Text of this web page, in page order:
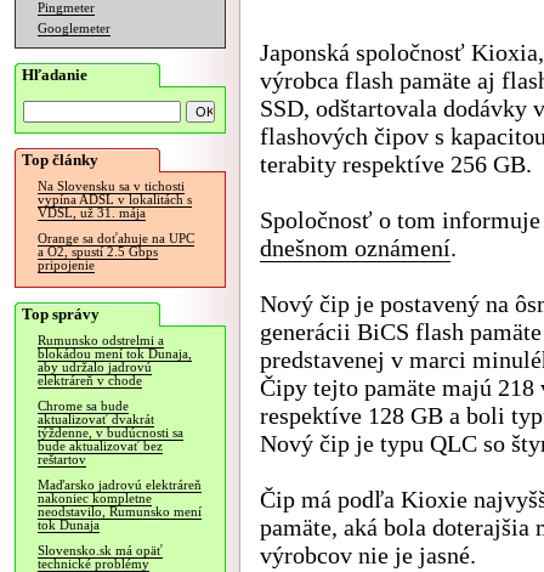
Pingmeter
Googlemeter
Hľadanie
Top články
Na Slovensku sa v tichosti
vypína ADSL v lokalitách s
VDSL, už 31. mája
Orange sa doťahuje na UPC
a O2, spustí 2.5 Gbps
pripojenie
Top správy
Rumunsko odstrelmi a
blokádou mení tok Dunaja,
aby udržalo jadrovú
elektráreň v chode
Chrome sa bude
aktualizovať dvakrát
týždenne, v budúcnosti sa
bude aktualizovať bez
reštartov
Maďarsko jadrovú elektráreň
nakoniec kompletne
neodstavilo, Rumunsko mení
tok Dunaja
Slovensko.sk má opäť
technické problémy
Japonská spoločnosť
výrobca flash pamäte aj
SSD, odštartovala dodávky
flashových čipov s
terabity respektíve 256 GB.
Spoločnosť o tom
dnešnom oznámení.
Nový čip je postavený na
generácii BiCS flash pamäte
predstavenej v marci
Čipy tejto pamäte majú
respektíve 128 GB a boli
Nový čip je typu QLC so
Čip má podľa Kioxie
pamäte, aká bola
výrobcov nie je jasné.